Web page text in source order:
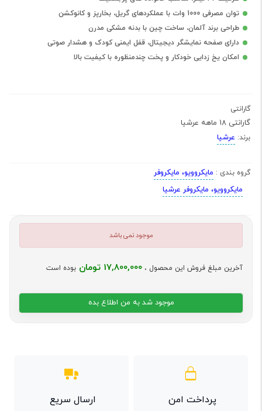
توان مصرفی 1000 وات با عملکردهای گریل، بخارپز و کانوکشن
طراحی برند آلمان، ساخت چین با بدنه مشکی مدرن
دارای صفحه نمایشگر دیجیتال، قفل ایمنی کودک و هشدار صوتی
امکان یخ زدایی خودکار و پخت چندمنظوره با کیفیت بالا
گارانتی
گارانتی 18 ماهه عرشیا
برند: عرشیا
گروه بندی : مایکروویو، مایکروفر
مایکروویو، مایکروفر عرشیا
موجود نمی باشد
آخرین مبلغ فروش این محصول ، 17,800,000 تومان بوده است
موجود شد به من اطلاع بده
پرداخت امن ارسال سریع